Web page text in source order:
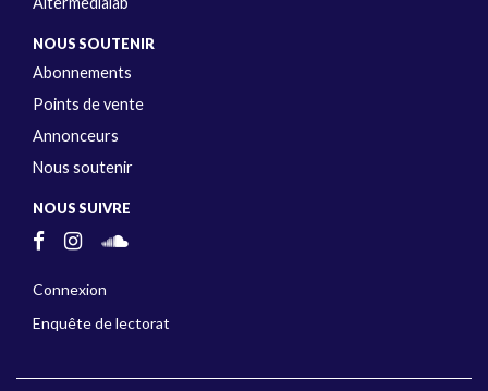
NOUS SOUTENIR
Abonnements
Points de vente
Annonceurs
Nous soutenir
NOUS SUIVRE
Connexion
Enquête de lectorat